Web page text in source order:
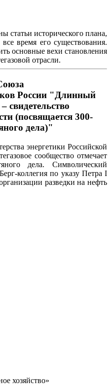
статьи исторического плана,
время его существования.
основные вехи становления
отрасли.
России "Длинный
свидетельство
(посвящается 300-
дела)"
энергетики Российской
сообщество отмечает
дела. Символический
коллегия по указу Петра I
разведки на нефть
хозяйство»